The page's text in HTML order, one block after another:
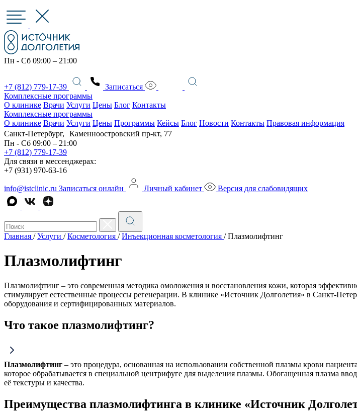
Пн - Сб 09:00 – 21:00
+7 (812) 779-17-39
Записаться
Комплексные программы
О клинике Врачи Услуги Цены Блог Контакты
Комплексные программы
О клинике Врачи Услуги Цены Программы Кейсы Блог Новости Контакты Правовая информация
Санкт-Петербург, Каменноостровский пр-кт, 77
Пн - Сб 09:00 – 21:00
+7 (812) 779-17-39
Для связи в мессенджерах:
+7 (931) 970-63-16
info@istclinic.ru Записаться онлайн Личный кабинет Версия для слабовидящих
Главная / Услуги / Косметология / Инъекционная косметология / Плазмолифтинг
Плазмолифтинг
Плазмолифтинг – это современная методика омоложения и восстановления кожи, которая
стимулирует естественные процессы регенерации. В клинике «Источник Долголетия» в Санкт-
оборудования и сертифицированных материалов.
Что такое плазмолифтинг?
Плазмолифтинг – это процедура, основанная на использовании собственной плазмы крови
которое обрабатывается в специальной центрифуге для выделения плазмы. Обогащенная плазма
её текстуры и качества.
Преимущества плазмолифтинга в клинике «Источник